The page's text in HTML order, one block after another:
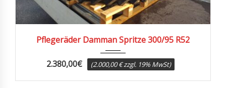
Pflegeräder Damman Spritze 300/95 R52
2.380,00€ (2.000,00 € zzgl. 19% MwSt)